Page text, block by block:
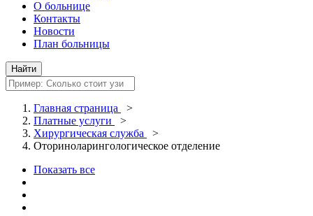
О больнице
Контакты
Новости
План больницы
Главная страница
>
Платные услуги
>
Хирургическая служба
>
Оториноларингологическое отделение
Показать все